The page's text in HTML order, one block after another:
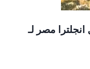
انجلترا مصر لـ